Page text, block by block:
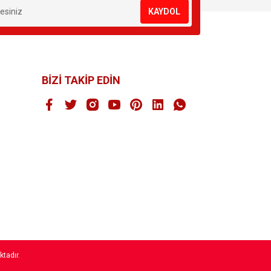
KAYDOL
BİZİ TAKİP EDİN